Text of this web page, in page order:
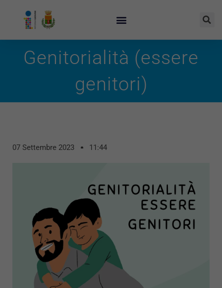
Genitorialità (essere
genitori)
07 Settembre 2023 11:44